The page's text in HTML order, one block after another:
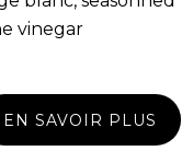
wine vinegar
EN SAVOIR PLUS